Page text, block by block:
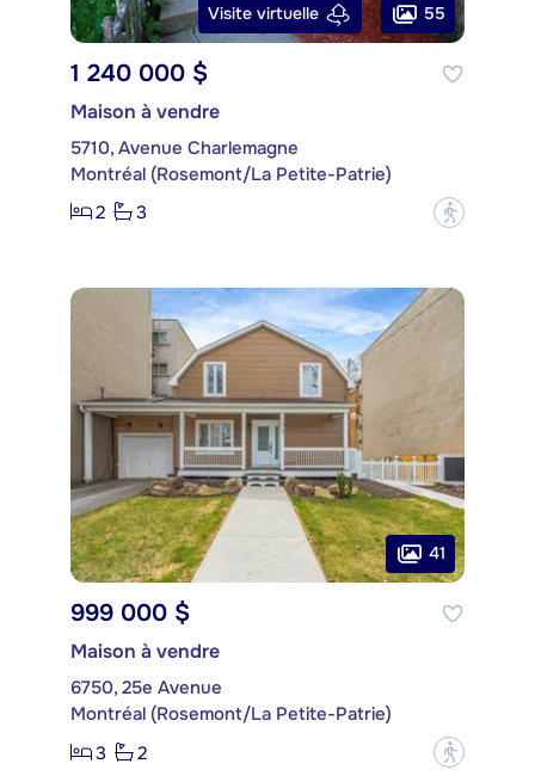
Visite virtuelle 55
1 240 000 $
Maison à vendre
5710, Avenue Charlemagne
Montréal (Rosemont/La Petite-Patrie)
2
3 ?
41
999 000 $
Maison à vendre
6750, 25e Avenue
Montréal (Rosemont/La Petite-Patrie)
3
2 ?